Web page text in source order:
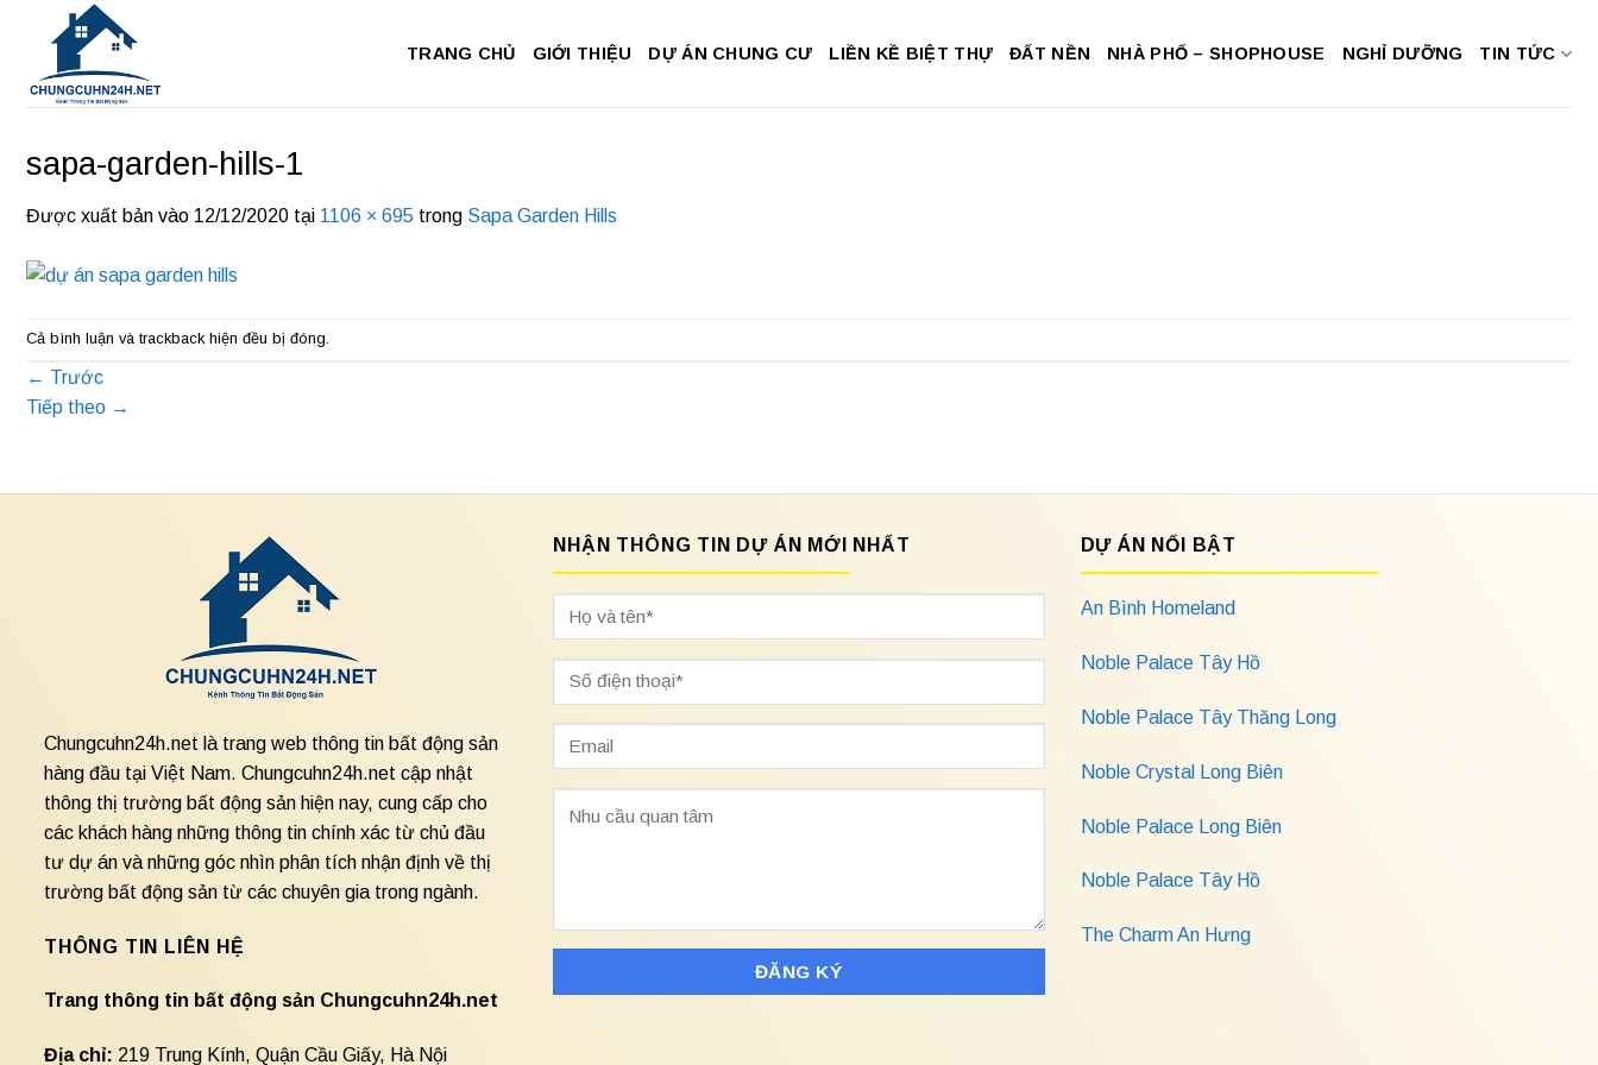
dung
TRANG CHỦ GIỚI THIỆU DỰ ÁN CHUNG CƯ LIỀN KỀ BIỆT THỰ ĐẤT NỀN NHÀ PHỐ – SHOPHOUSE NGHỈ DƯỠNG TIN TỨC
sapa-garden-hills-1
Được xuất bản vào 12/12/2020 tại 1106 × 695 trong Sapa Garden Hills
Cả bình luận và trackback hiện đều bị đóng.
← Trước
Tiếp theo →
Chungcuhn24h.net là trang web thông tin bất động sản
hàng đầu tại Việt Nam. Chungcuhn24h.net cập nhật
thông thị trường bất động sản hiện nay, cung cấp cho
các khách hàng những thông tin chính xác từ chủ đầu
tư dự án và những góc nhìn phân tích nhận định về thị
trường bất động sản từ các chuyên gia trong ngành.
THÔNG TIN LIÊN HỆ
Trang thông tin bất động sản Chungcuhn24h.net
Địa chỉ: 219 Trung Kính, Quận Cầu Giấy, Hà Nội
NHẬN THÔNG TIN DỰ ÁN MỚI NHẤT DỰ ÁN NỔI BẬT
An Bình Homeland
Noble Palace Tây Hồ
Noble Palace Tây Thăng Long
Noble Crystal Long Biên
Noble Palace Long Biên
Noble Palace Tây Hồ
The Charm An Hưng